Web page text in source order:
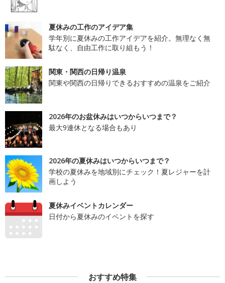
夏休みの工作のアイデア集
学年別に夏休みの工作アイデアを紹介。無理なく無
駄なく、自由工作に取り組もう！
関東・関西の日帰り温泉
関東や関西の日帰りできるおすすめの温泉をご紹介
2026年のお盆休みはいつからいつまで？
最大9連休となる場合もあり
2026年の夏休みはいつからいつまで？
学校の夏休みを地域別にチェック！夏レジャーを計
画しよう
夏休みイベントカレンダー
日付から夏休みのイベントを探す
おすすめ特集